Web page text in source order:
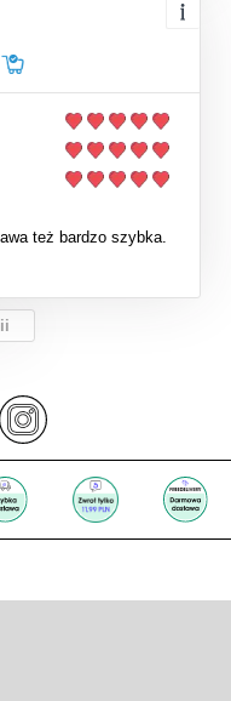
też bardzo szybka.